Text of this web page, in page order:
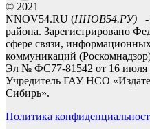
© 2021
NNOV54.RU (ННОВ54.РУ) -
района. Зарегистрировано
сфере связи,
коммуникаций
Эл № ФС77-81542 от 16 июля
Учредитель ГАУ НСО
Сибирь».
Политика